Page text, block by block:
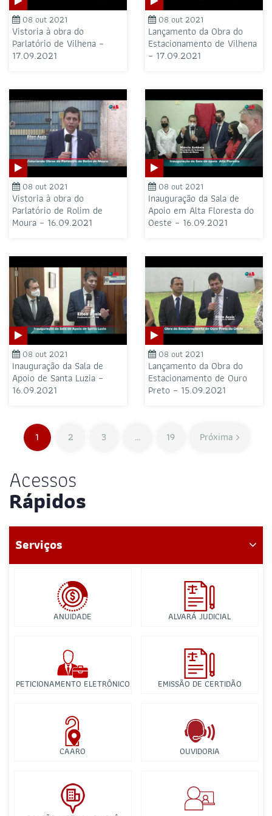
08 out 2021
Vistoria à obra do
Parlatório de Vilhena –
17.09.2021
08 out 2021
Lançamento da Obra do
Estacionamento de Vilhena
– 17.09.2021
08 out 2021
Vistoria à obra do
Parlatório de Rolim de
Moura – 16.09.2021
08 out 2021
Inauguração da Sala de
Apoio em Alta Floresta do
Oeste – 16.09.2021
08 out 2021
Inauguração da Sala de
Apoio de Santa Luzia –
16.09.2021
08 out 2021
Lançamento da Obra do
Estacionamento de Ouro
Preto – 15.09.2021
1 2 3 … 19 Próxima
Acessos
Rápidos
Serviços
ANUIDADE ALVARÁ JUDICIAL
PETICIONAMENTO ELETRÔNICO EMISSÃO DE CERTIDÃO
CAARO OUVIDORIA